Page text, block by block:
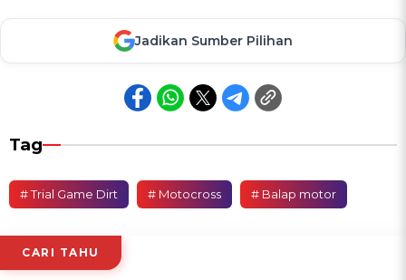
Jadikan Sumber Pilihan
Tag
# Trial Game Dirt # Motocross # Balap motor
CARI TAHU